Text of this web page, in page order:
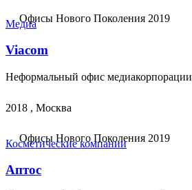
Офисы Нового Поколения 2019
Медиа
Viacom
Неформальный офис медиакорпорации
2018 , Москва
Офисы Нового Поколения 2019
Косметические компании
Аптос